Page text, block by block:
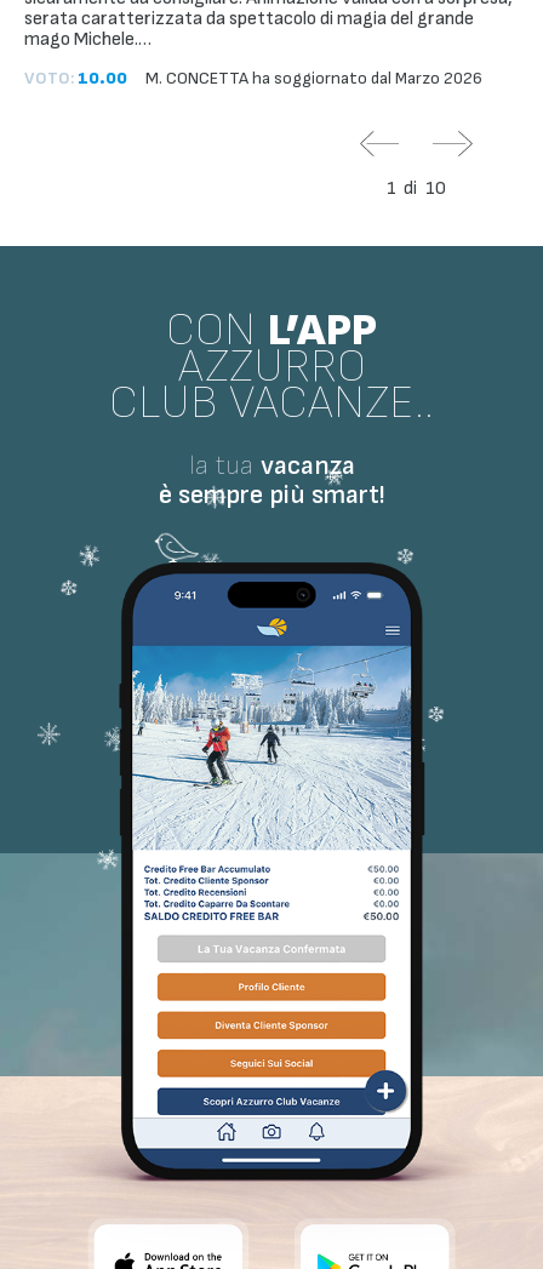
serata caratterizzata da spettacolo di magia del grande
mago Michele.…
VOTO: 10.00 M. CONCETTAha soggiornato dal Marzo 2026
1 di 10
CON L’APP
AZZURRO
CLUB VACANZE..
la tua vacanza
è sempre più smart!